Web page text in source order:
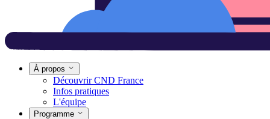
À propos
Découvrir CND France
Infos pratiques
L'équipe
Programme